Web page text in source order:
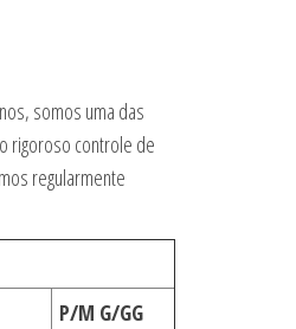
somos uma das
rigoroso controle de
regularmente
P/M G/GG